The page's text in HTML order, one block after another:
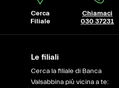
Cerca
Filiale
Chiamaci
030 37231
Le filiali
Cerca la filiale di Banca
Valsabbina più vicina a te: